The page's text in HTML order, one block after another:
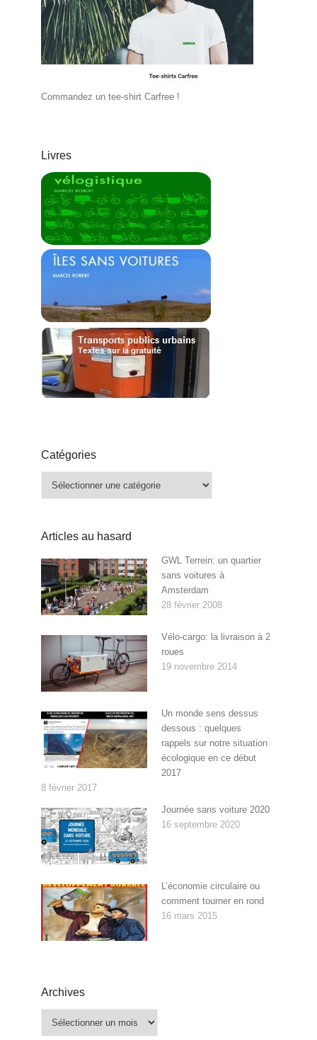
Commandez un tee-shirt Carfree !
Livres
Catégories
Catégories
Articles au hasard
GWL Terrein: un quartier
sans voitures à
Amsterdam
28 février 2008
Vélo-cargo: la livraison à 2
roues
19 novembre 2014
Un monde sens dessus
dessous : quelques
rappels sur notre situation
écologique en ce début
2017
8 février 2017
Journée sans voiture 2020
16 septembre 2020
L’économie circulaire ou
comment tourner en rond
16 mars 2015
Archives
Archives